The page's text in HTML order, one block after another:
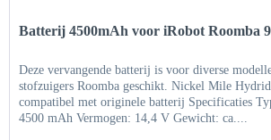
Batterij 4500mAh voor iRobot Roomba
Deze vervangende batterij is voor diverse
stofzuigers Roomba geschikt. Nickel Mile
compatibel met originele batterij Specificaties
4500 mAh Vermogen: 14,4 V Gewicht: ca....